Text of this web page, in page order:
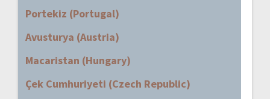
Portekiz (Portugal)
Avusturya (Austria)
Macaristan (Hungary)
Çek Cumhuriyeti (Czech Republic)